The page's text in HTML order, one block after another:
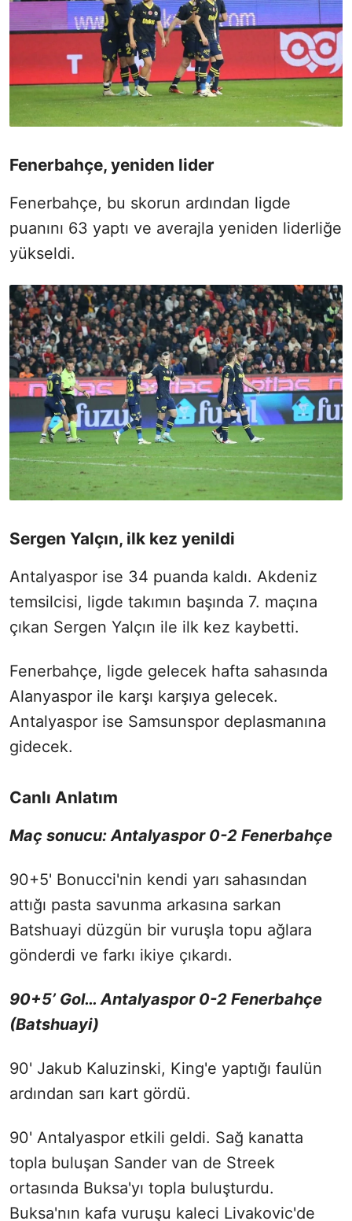
Fenerbahçe, yeniden lider
Fenerbahçe, bu skorun ardından ligde
puanını 63 yaptı ve averajla yeniden liderliğe
yükseldi.
Sergen Yalçın, ilk kez yenildi
Antalyaspor ise 34 puanda kaldı. Akdeniz
temsilcisi, ligde takımın başında 7. maçına
çıkan Sergen Yalçın ile ilk kez kaybetti.
Fenerbahçe, ligde gelecek hafta sahasında
Alanyaspor ile karşı karşıya gelecek.
Antalyaspor ise Samsunspor deplasmanına
gidecek.
Canlı Anlatım
Maç sonucu: Antalyaspor 0-2 Fenerbahçe
90+5' Bonucci'nin kendi yarı sahasından
attığı pasta savunma arkasına sarkan
Batshuayi düzgün bir vuruşla topu ağlara
gönderdi ve farkı ikiye çıkardı.
90+5’ Gol… Antalyaspor 0-2 Fenerbahçe
(Batshuayi)
90' Jakub Kaluzinski, King'e yaptığı faulün
ardından sarı kart gördü.
90' Antalyaspor etkili geldi. Sağ kanatta
topla buluşan Sander van de Streek
ortasında Buksa'yı topla buluşturdu.
Buksa'nın kafa vuruşu kaleci Livakovic'de